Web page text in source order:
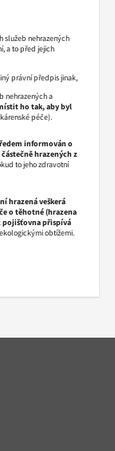
služeb nehrazených
a to před jejich
právní předpis jinak,
nehrazených a
ho tak, aby byl
péče).
informován o
hrazených z
to jeho zdravotní
hrazená veškerá
o těhotné (hrazena
pojišťovna přispívá
obtížemi.